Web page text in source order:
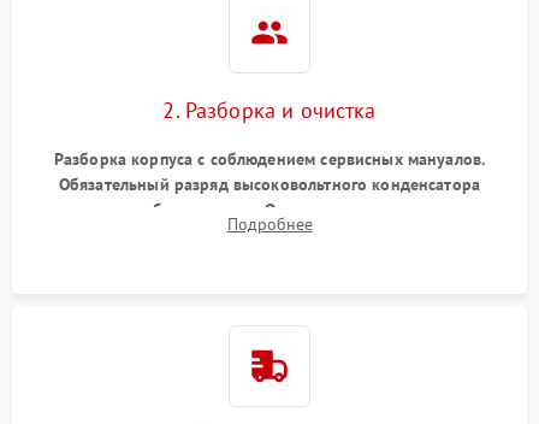
2. Разборка и очистка
Разборка корпуса с соблюдением сервисных мануалов.
Обязательный разряд высоковольтного конденсатора
вспышки для безопасности. Очистка внутренних узлов от
пыли, песка и следов влаги с помощью спецсредств.
Подробнее